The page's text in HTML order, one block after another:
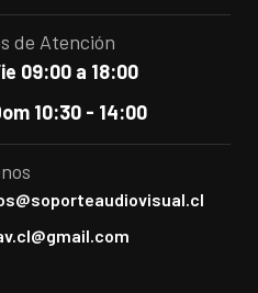
de Atención
09:00 a 18:00
10:30 - 14:00